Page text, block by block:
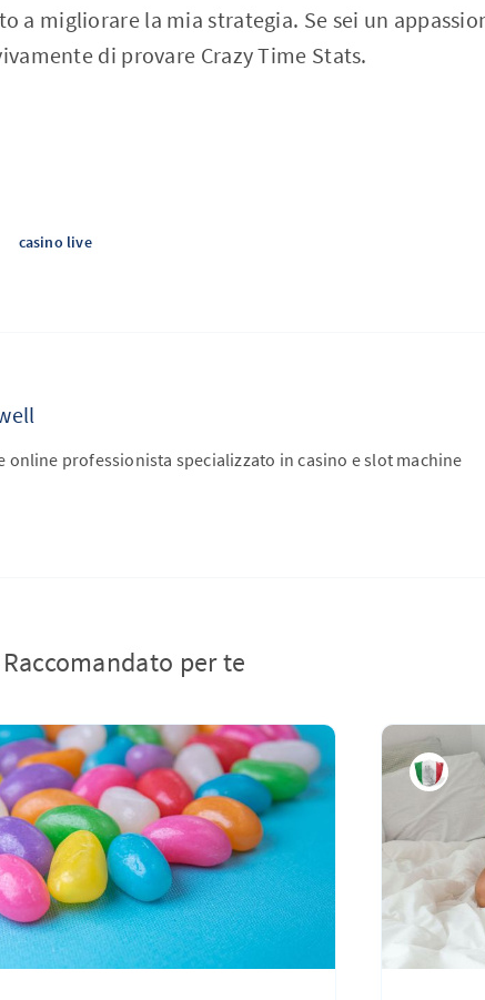
a migliorare la mia strategia. Se sei un
di provare Crazy Time Stats.
casino live
online professionista specializzato in casino e slot machine
Raccomandato per te